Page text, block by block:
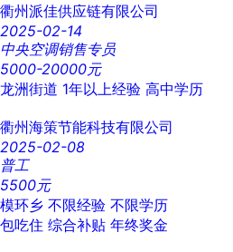
衢州派佳供应链有限公司
2025-02-14
中央空调销售专员
5000-20000元
龙洲街道 1年以上经验 高中学历
衢州海策节能科技有限公司
2025-02-08
普工
5500元
模环乡 不限经验 不限学历
包吃住 综合补贴 年终奖金